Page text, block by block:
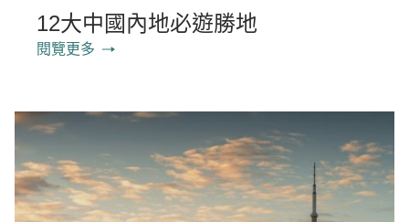
12大中國內地必遊勝地
閱覽更多